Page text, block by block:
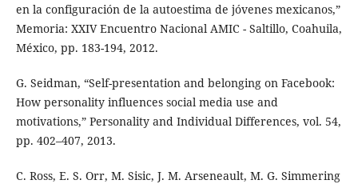
en la configuración de la autoestima de jóvenes mexicanos,”
Memoria: XXIV Encuentro Nacional AMIC - Saltillo, Coahuila,
México, pp. 183-194, 2012.
G. Seidman, “Self-presentation and belonging on Facebook:
How personality influences social media use and
motivations,” Personality and Individual Differences, vol. 54,
pp. 402–407, 2013.
C. Ross, E. S. Orr, M. Sisic, J. M. Arseneault, M. G. Simmering